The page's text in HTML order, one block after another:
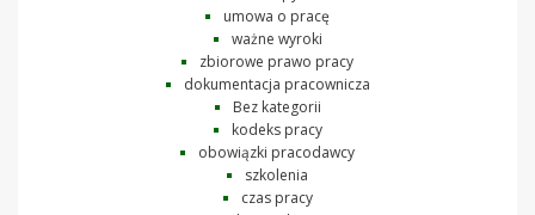
umowa o pracę
ważne wyroki
zbiorowe prawo pracy
dokumentacja pracownicza
Bez kategorii
kodeks pracy
obowiązki pracodawcy
szkolenia
czas pracy